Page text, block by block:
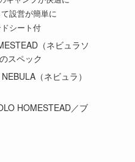
設営が簡単に
シート付
（ネビュラソ
スペック
（ネビュラ）
HOMESTEAD／ブ